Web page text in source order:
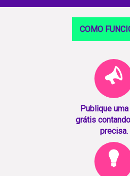
COMO
Publique
grátis
precisa.